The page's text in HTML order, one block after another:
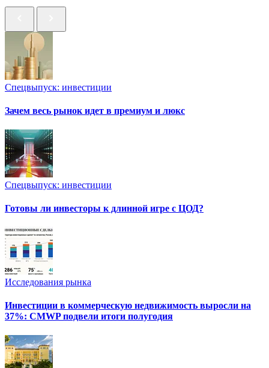
Спецвыпуск: инвестиции
Зачем весь рынок идет в премиум и люкс
Спецвыпуск: инвестиции
Готовы ли инвесторы к длинной игре с ЦОД?
Исследования рынка
Инвестиции в коммерческую недвижимость выросли на
37%: CMWP подвели итоги полугодия